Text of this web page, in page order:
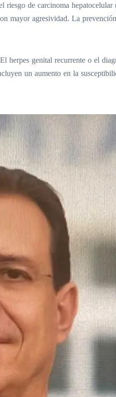
de carcinoma
mayor agresividad. La
herpes genital recurrente o el
un aumento en la